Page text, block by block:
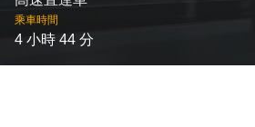
乘車時間
4 小時 44 分